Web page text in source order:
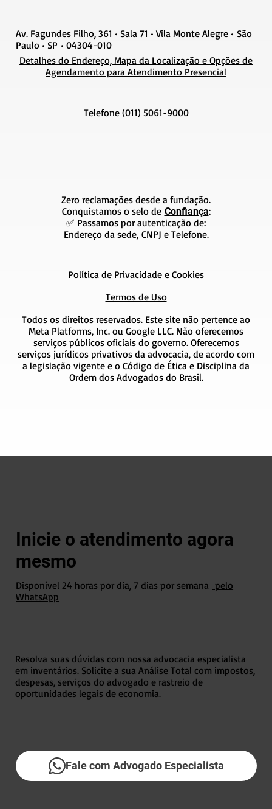
Av. Fagundes Filho, 361 • Sala 71 • Vila Monte Alegre • São
Paulo • SP • 04304-010
Detalhes do Endereço, Mapa da Localização e Opções de
Agendamento para Atendimento Presencial
Telefone (011) 5061-9000
Zero reclamações desde a fundação.
Conquistamos o selo de Confiança:
✅ Passamos por autenticação de:
Endereço da sede, CNPJ e Telefone.
Política de Privacidade e Cookies
Termos de Uso
Todos os direitos reservados. Este site não pertence ao
Meta Platforms, Inc. ou Google LLC. Não oferecemos
serviços públicos oficiais do governo. Oferecemos
serviços jurídicos privativos da advocacia, de acordo com
a legislação vigente e o Código de Ética e Disciplina da
Ordem dos Advogados do Brasil.
Inicie o atendimento agora
mesmo
Disponível 24 horas por dia, 7 dias por semana pelo
WhatsApp
Resolva suas dúvidas com nossa advocacia especialista
em inventários. Solicite a sua Análise Total com impostos,
despesas, serviços do advogado e rastreio de
oportunidades legais de economia.
Fale com Advogado Especialista